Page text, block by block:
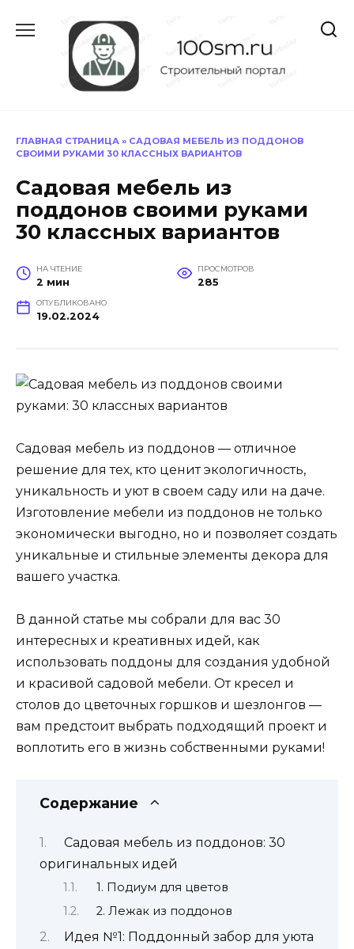
содержанию
ГЛАВНАЯ СТРАНИЦА » САДОВАЯ МЕБЕЛЬ ИЗ ПОДДОНОВ
СВОИМИ РУКАМИ 30 КЛАССНЫХ ВАРИАНТОВ
Садовая мебель из
поддонов своими руками
30 классных вариантов
НА ЧТЕНИЕ
2 мин
ПРОСМОТРОВ
285
ОПУБЛИКОВАНО
19.02.2024
Садовая мебель из поддонов — отличное
решение для тех, кто ценит экологичность,
уникальность и уют в своем саду или на даче.
Изготовление мебели из поддонов не только
экономически выгодно, но и позволяет создать
уникальные и стильные элементы декора для
вашего участка.
В данной статье мы собрали для вас 30
интересных и креативных идей, как
использовать поддоны для создания удобной
и красивой садовой мебели. От кресел и
столов до цветочных горшков и шезлонгов —
вам предстоит выбрать подходящий проект и
воплотить его в жизнь собственными руками!
Содержание
Садовая мебель из поддонов: 30
оригинальных идей
1. Подиум для цветов
2. Лежак из поддонов
Идея №1: Поддонный забор для уюта